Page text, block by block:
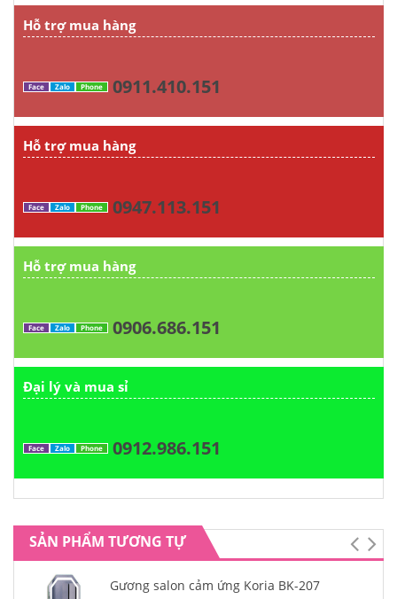
Hỗ trợ mua hàng
Face Zalo Phone 0911.410.151
Hỗ trợ mua hàng
Face Zalo Phone 0947.113.151
Hỗ trợ mua hàng
Face Zalo Phone 0906.686.151
Đại lý và mua sỉ
Face Zalo Phone 0912.986.151
SẢN PHẨM TƯƠNG TỰ
Gương salon cảm ứng Koria BK-207